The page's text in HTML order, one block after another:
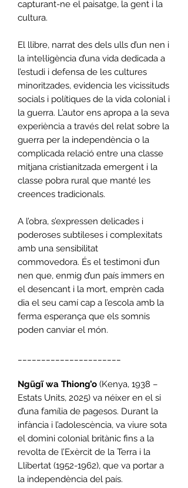
capturant-ne el paisatge, la gent i la
cultura.
El llibre, narrat des dels ulls d’un nen i
la intel·ligència d’una vida dedicada a
l’estudi i defensa de les cultures
minoritzades, evidencia les vicissituds
socials i polítiques de la vida colonial i
la guerra. L’autor ens apropa a la seva
experiència a través del relat sobre la
guerra per la independència o la
complicada relació entre una classe
mitjana cristianitzada emergent i la
classe pobra rural que manté les
creences tradicionals.
A l’obra, s’expressen delicades i
poderoses subtileses i complexitats
amb una sensibilitat
commovedora. És el testimoni d’un
nen que, enmig d’un país immers en
el desencant i la mort, emprèn cada
dia el seu camí cap a l’escola amb la
ferma esperança que els somnis
poden canviar el món.
Ngũgĩ wa Thiong’o (Kenya, 1938 –
Estats Units, 2025) va néixer en el si
d’una família de pagesos. Durant la
infància i l’adolescència, va viure sota
el domini colonial britànic fins a la
revolta de l’Exèrcit de la Terra i la
Llibertat (1952-1962), que va portar a
la independència del país.